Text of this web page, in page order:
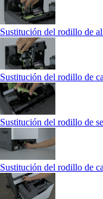
Sustitución del rodillo de
Sustitución del rodillo de
Sustitución del rodillo de
Sustitución del rodillo de